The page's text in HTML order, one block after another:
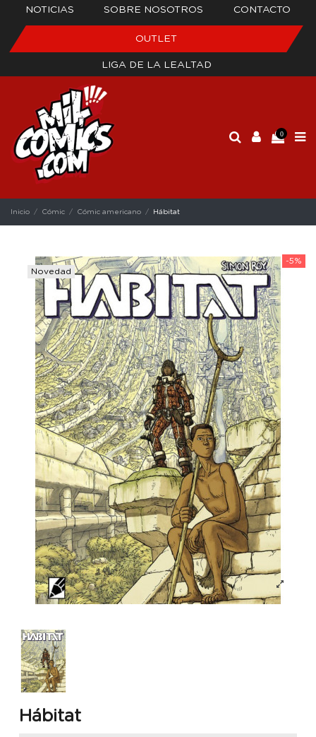
NOTICIAS SOBRE NOSOTROS CONTACTO
OUTLET
LIGA DE LA LEALTAD
0
Inicio Cómic Cómic americano Hábitat
-5%
Novedad
Hábitat